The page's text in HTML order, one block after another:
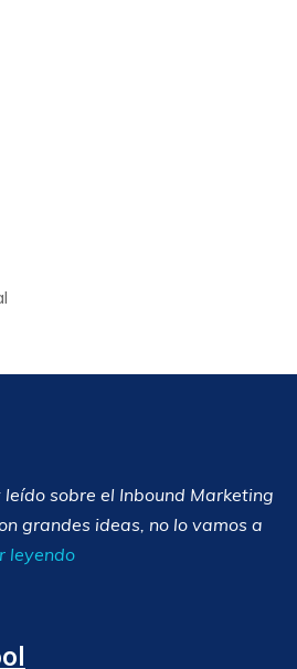
sobre el Inbound Marketing
grandes ideas, no lo vamos a
leyendo